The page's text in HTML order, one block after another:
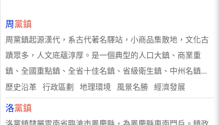
周 黨鎮
周黨鎮起源漢代，系古代著名驛站，小商品集散地，文化古
蹟眾多，人文底蘊淳厚。是一個典型的人口大鎮、商業重
鎮、全國重點鎮、全省十佳名鎮、省級衛生鎮、中州名鎮...
歷史沿革 行政區劃 地理環境 風景名勝 經濟發展
洛黨鎮